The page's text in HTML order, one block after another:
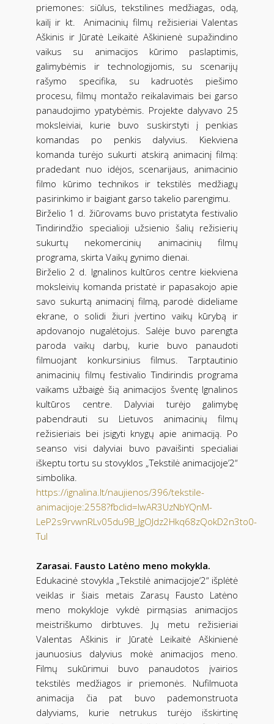
priemones: siūlus, tekstilines medžiagas, odą,
kailį ir kt. Animacinių filmų režisieriai Valentas
Aškinis ir Jūratė Leikaitė Aškinienė supažindino
vaikus su animacijos kūrimo paslaptimis,
galimybėmis ir technologijomis, su scenarijų
rašymo specifika, su kadruotės piešimo
procesu, filmų montažo reikalavimais bei garso
panaudojimo ypatybėmis. Projekte dalyvavo 25
moksleiviai, kurie buvo suskirstyti į penkias
komandas po penkis dalyvius. Kiekviena
komanda turėjo sukurti atskirą animacinį filmą:
pradedant nuo idėjos, scenarijaus, animacinio
filmo kūrimo technikos ir tekstilės medžiagų
pasirinkimo ir baigiant garso takelio parengimu.
Birželio 1 d. žiūrovams buvo pristatyta festivalio
Tindirindžio specialioji užsienio šalių režisierių
sukurtų nekomercinių animacinių filmų
programa, skirta Vaikų gynimo dienai.
Birželio 2 d. Ignalinos kultūros centre kiekviena
moksleivių komanda pristatė ir papasakojo apie
savo sukurtą animacinį filmą, parodė dideliame
ekrane, o solidi žiuri įvertino vaikų kūrybą ir
apdovanojo nugalėtojus. Salėje buvo parengta
paroda vaikų darbų, kurie buvo panaudoti
filmuojant konkursinius filmus. Tarptautinio
animacinių filmų festivalio Tindirindis programa
vaikams užbaigė šią animacijos šventę Ignalinos
kultūros centre. Dalyviai turėjo galimybę
pabendrauti su Lietuvos animacinių filmų
režisieriais bei įsigyti knygų apie animaciją. Po
seanso visi dalyviai buvo pavaišinti specialiai
iškeptu tortu su stovyklos „Tekstilė animacijoje’2“
simbolika.
https://ignalina.lt/naujienos/396/tekstile-
animacijoje:2558?fbclid=IwAR3UzNbYQnM-
LeP2s9rvwnRLv05du9B_JgOJdz2Hkq68zQokD2n3to0-
TuI
Zarasai. Fausto Latėno meno mokykla.
Edukacinė stovykla „Tekstilė animacijoje‘2“ išplėtė
veiklas ir šiais metais Zarasų Fausto Latėno
meno mokykloje vykdė pirmąsias animacijos
meistriškumo dirbtuves. Jų metu režisieriai
Valentas Aškinis ir Jūratė Leikaitė Aškinienė
jaunuosius dalyvius mokė animacijos meno.
Filmų sukūrimui buvo panaudotos įvairios
tekstilės medžiagos ir priemonės. Nufilmuota
animacija čia pat buvo pademonstruota
dalyviams, kurie netrukus turėjo išskirtinę